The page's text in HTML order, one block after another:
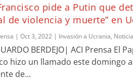
pide a Putin que
de violencia y muerte” en
|Oct 3, 2022 | Invasión a Ucrania,
BERDEJO| ACI Prensa El
hizo un llamado este domingo
de...